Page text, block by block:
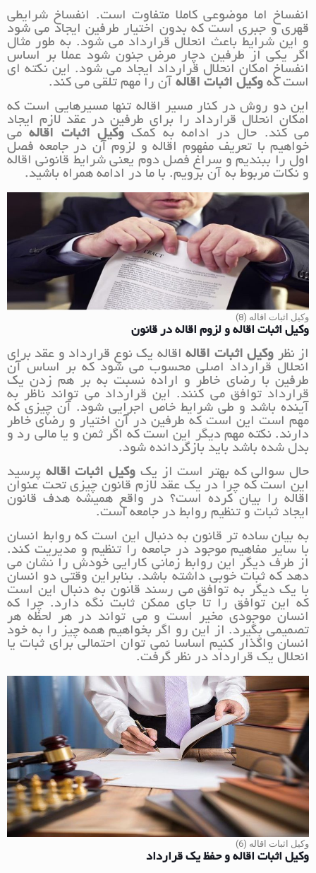
انفساخ اما موضوعی کاملا متفاوت است. انفساخ شرایطی
قهری و جبری است که بدون اختیار طرفین ایجاد می شود
و این شرایط باعث انحلال قرارداد می شود. به طور مثال
اگر یکی از طرفین دچار مرض جنون شود عملا بر اساس
انفساخ امکان انحلال قرارداد ایجاد می شود. این نکته ای
است که وکیل اثبات اقاله آن را مهم تلقی می کند.
این دو روش در کنار مسیر اقاله تنها مسیرهایی است که
امکان انحلال قرارداد را برای طرفین در عقد لازم ایجاد
می کند. حال در ادامه به کمکوکیل اثبات اقالهمی
خواهیم با تعریف مفهوم اقاله و لزوم آن در جامعه فصل
اول را ببندیم و سراغ فصل دوم یعنی شرایط قانونی اقاله
و نکات مربوط به آن برویم. با ما در ادامه همراه باشید.
وکیل اثبات اقاله (8)
وکیل اثبات اقاله و لزوم اقاله در قانون
از نظر وکیل اثبات اقالهاقاله یک نوع قرارداد و عقد برای
انحلال قرارداد اصلی محسوب می شود که بر اساس آن
طرفین با رضای خاطر و اراده نسبت به بر هم زدن یک
قرارداد توافق می کنند. این قرارداد می تواند ناظر به
آینده باشد و طی شرایط خاص اجرایی شود. آن چیزی که
مهم است این است که طرفین در آن اختیار و رضای خاطر
دارند. نکته مهم دیگر این است که اگر ثمن و یا مالی رد و
بدل شده باشد باید بازگردانده شود.
حال سوالی که بهتر است از یک وکیل اثبات اقاله پرسید
این است که چرا در یک عقد لازم قانون چیزی تحت عنوان
اقاله را بیان کرده است؟ در واقع همیشه هدف قانون
ایجاد ثبات و تنظیم روابط در جامعه است.
به بیان ساده تر قانون به دنبال این است که روابط انسان
با سایر مفاهیم موجود در جامعه را تنظیم و مدیریت کند.
از طرف دیگر این روابط زمانی کارایی خودش را نشان می
دهد که ثبات خوبی داشته باشد. بنابراین وقتی دو انسان
با یک دیگر به توافق می رسند قانون به دنبال این است
که این توافق را تا جای ممکن ثابت نگه دارد. چرا که
انسان موجودی مخیر است و می تواند در هر لحظه هر
تصمیمی بگیرد. از این رو اگر بخواهیم همه چیز را به خود
انسان واگذار کنیم اساسا نمی توان احتمالی برای ثبات یا
انحلال یک قرارداد در نظر گرفت.
وکیل اثبات اقاله (6)
وکیل اثبات اقاله و حفظ یک قرارداد